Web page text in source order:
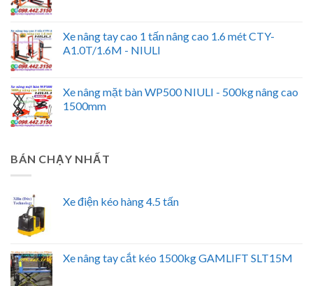
Xe nâng tay cao 1 tấn nâng cao 1.6 mét CTY-
A1.0T/1.6M - NIULI
Xe nâng mặt bàn WP500 NIULI - 500kg nâng cao
1500mm
BÁN CHẠY NHẤT
Xe điện kéo hàng 4.5 tấn
Xe nâng tay cắt kéo 1500kg GAMLIFT SLT15M